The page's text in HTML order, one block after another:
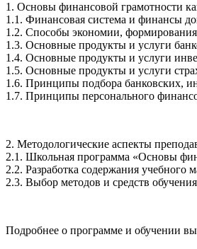
1. Основы финансовой грамотности
1.1. Финансовая система и финансы
1.2. Способы экономии,
1.3. Основные продукты и услуги
1.4. Основные продукты и услуги
1.5. Основные продукты и услуги
1.6. Принципы подбора банковских,
1.7. Принципы персонального
2. Методологические аспекты
2.1. Школьная программа «Основы
2.2. Разработка содержания учебного
2.3. Выбор методов и средств
Подробнее о программе и обучении